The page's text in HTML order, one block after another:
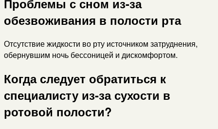
Проблемы с сном из-за
обезвоживания в полости рта
Отсутствие жидкости во рту источником затруднения,
обернувшим ночь бессоницей и дискомфортом.
Когда следует обратиться к
специалисту из-за сухости в
ротовой полости?